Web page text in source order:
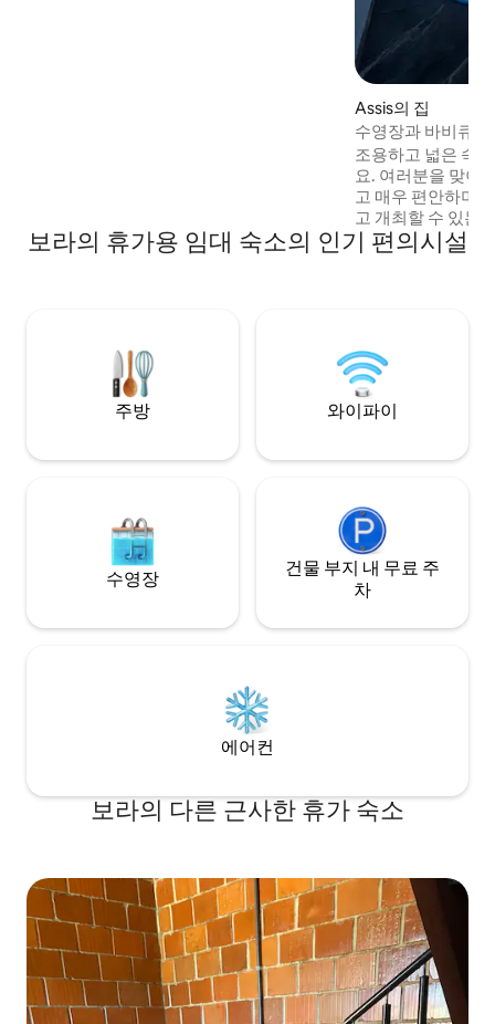
Assis의 집
수영장과 바비큐
조용하고 넓은 숙
요. 여러분을 맞이
고 매우 편안하며,
고 개최할 수 있는
양열 히터가 있는
바비큐, 냉장고 2
욕실 3개.
보라의 휴가용 임대 숙소의 인기 편의시설
주방 와이파이
수영장
건물 부지 내 무료 주
차
에어컨
보라의 다른 근사한 휴가 숙소